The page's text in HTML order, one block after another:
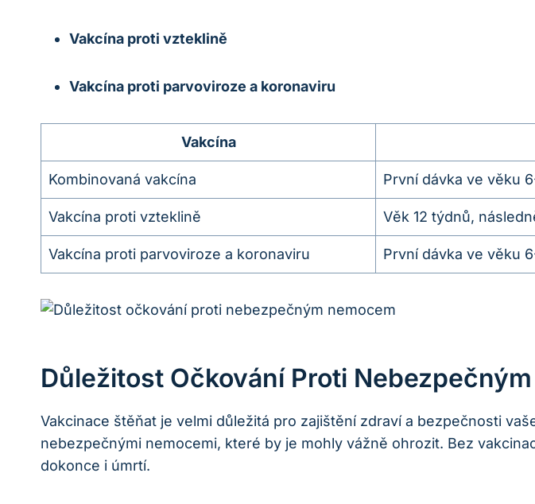
Vakcína proti vzteklině
Vakcína proti parvoviroze a koronaviru
Vakcína
Kombinovaná vakcína První dávka ve věku
Vakcína proti vzteklině Věk 12 týdnů,
Vakcína proti parvoviroze a koronaviru První dávka ve věku
Důležitost Očkování Proti
Vakcinace štěňat je velmi důležitá pro zajištění zdraví a bezpečnosti
nebezpečnými nemocemi, které by je mohly vážně ohrozit. Bez
dokonce i úmrtí.